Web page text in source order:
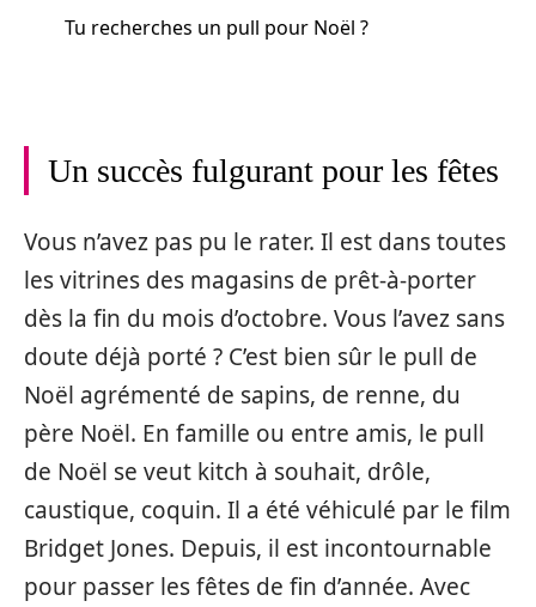
Tu recherches un pull pour Noël ?
Un succès fulgurant pour les fêtes
Vous n’avez pas pu le rater. Il est dans toutes
les vitrines des magasins de prêt-à-porter
dès la fin du mois d’octobre. Vous l’avez sans
doute déjà porté ? C’est bien sûr le pull de
Noël agrémenté de sapins, de renne, du
père Noël. En famille ou entre amis, le pull
de Noël se veut kitch à souhait, drôle,
caustique, coquin. Il a été véhiculé par le film
Bridget Jones. Depuis, il est incontournable
pour passer les fêtes de fin d’année. Avec